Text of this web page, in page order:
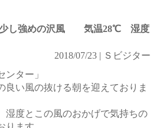
し強めの沢風 気温28℃ 湿度
2018/07/23 | Ｓビジター
ンター」
良い風の抜ける朝を迎えておりま
湿度とこの風のおかげで気持ちの